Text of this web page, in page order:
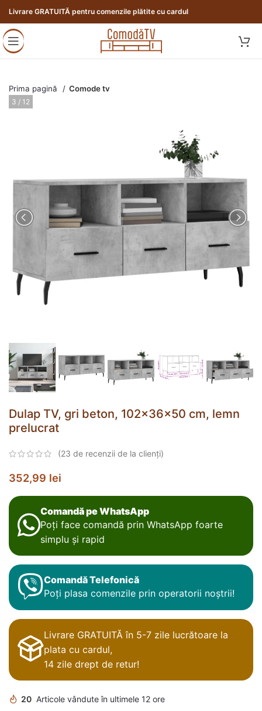
Livrare GRATUITĂ pentru comenzile plătite cu cardul
Prima pagină Comode tv
3 / 12
Dulap TV, gri beton, 102x36x50 cm, lemn
prelucrat
(23 de recenzii de la clienți)
352,99 lei
Comandă pe WhatsApp
Poți face comandă prin WhatsApp foarte
simplu și rapid
Comandă Telefonică
Poți plasa comenzile prin operatorii noștrii!
Livrare GRATUITĂ în 5-7 zile lucrătoare la
plata cu cardul,
14 zile drept de retur!
20 Articole vândute în ultimele 12 ore